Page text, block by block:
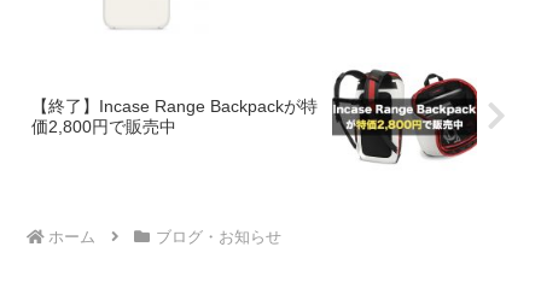
【終了】Incase Range Backpackが特
価2,800円で販売中
ホーム ブログ・お知らせ